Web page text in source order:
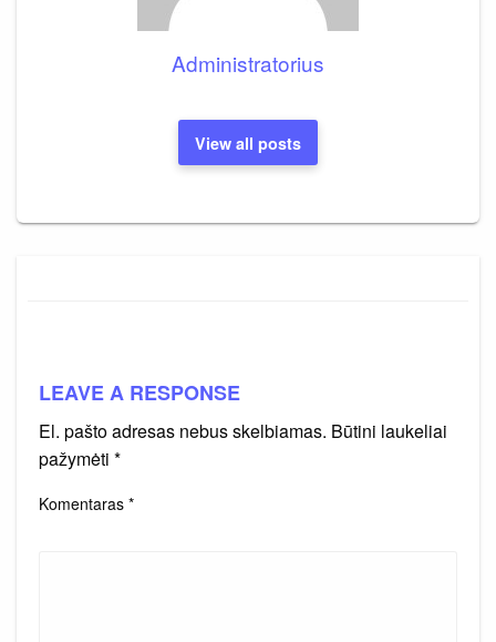
Administratorius
View all posts
LEAVE A RESPONSE
El. pašto adresas nebus skelbiamas. Būtini laukeliai
pažymėti *
Komentaras *